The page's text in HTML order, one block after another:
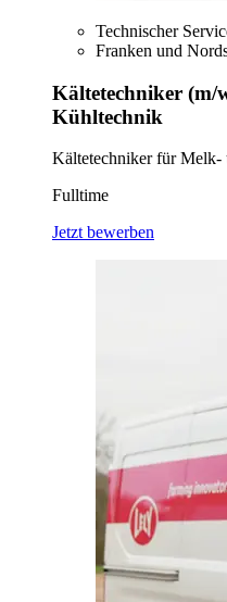
Technischer
Franken und
Kältetechniker
Kühltechnik
Kältetechniker für
Fulltime
Jetzt bewerben